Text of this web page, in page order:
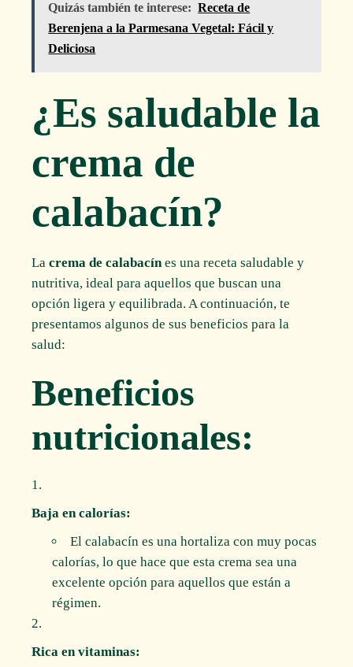
Quizás también te interese: Receta de
Berenjena a la Parmesana Vegetal: Fácil y
Deliciosa
¿Es saludable la
crema de
calabacín?
Lacrema de calabacínes una receta saludable y
nutritiva, ideal para aquellos que buscan una
opción ligera y equilibrada. A continuación, te
presentamos algunos de sus beneficios para la
salud:
Beneficios
nutricionales:
Baja en calorías:
El calabacín es una hortaliza con muy pocas
calorías, lo que hace que esta crema sea una
excelente opción para aquellos que están a
régimen.
Rica en vitaminas: